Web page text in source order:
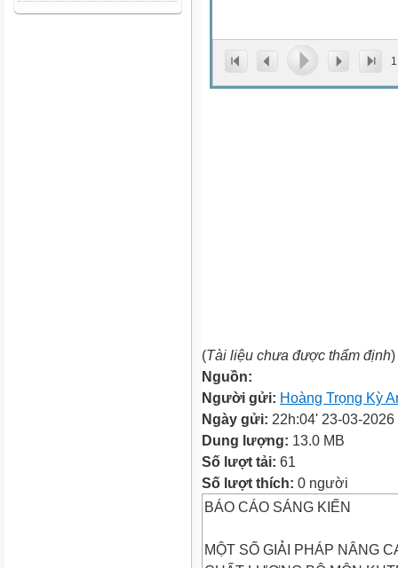
1
(Tài liệu chưa được thẩm định)
Nguồn:
Người gửi: Hoàng Trọng Kỳ
Ngày gửi: 22h:04' 23-03-2026
Dung lượng: 13.0 MB
Số lượt tải: 61
Số lượt thích: 0 người
BÁO CÁO SÁNG KIẾN
MỘT SỐ GIẢI PHÁP NÂNG